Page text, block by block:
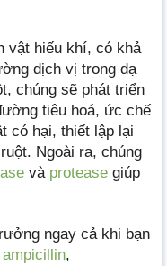
vật hiếu khí, có khả
dịch vị trong dạ
chúng sẽ phát triển
tiêu hoá, ức chế
có hại, thiết lập lại
Ngoài ra, chúng
và protease giúp
ngay cả khi bạn
ampicillin,